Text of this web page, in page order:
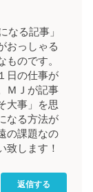
なる記事」
おっしゃる
のです。
日の仕事が
ＭＪが記事
大事」を思
なる方法が
の課題なの
致します！
返信する